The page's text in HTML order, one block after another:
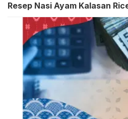
Resep Nasi Ayam Kalasan